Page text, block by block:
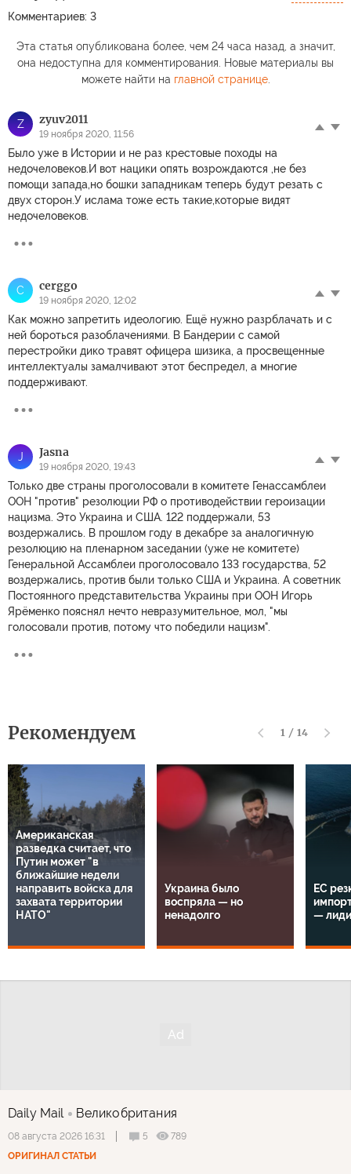
Комментариев: 3
Эта статья опубликована более, чем 24 часа назад, а значит,
она недоступна для комментирования. Новые материалы вы
можете найти на главной странице.
Z zyuv2011
19 ноября 2020, 11:56
Было уже в Истории и не раз крестовые походы на
недочеловеков.И вот нацики опять возрождаются ,не без
помощи запада,но бошки западникам теперь будут резать с
двух сторон.У ислама тоже есть такие,которые видят
недочеловеков.
C cerggo
19 ноября 2020, 12:02
Как можно запретить идеологию. Ещё нужно разрблачать и с
ней бороться разоблачениями. В Бандерии с самой
перестройки дико травят офицера шизика, а просвещенные
интеллектуалы замалчивают этот беспредел, а многие
поддерживают.
J Jasna
19 ноября 2020, 19:43
Только две страны проголосовали в комитете Генассамблеи
ООН "против" резолюции РФ о противодействии героизации
нацизма. Это Украина и США. 122 поддержали, 53
воздержались. В прошлом году в декабре за аналогичную
резолюцию на пленарном заседании (уже не комитете)
Генеральной Ассамблеи проголосовало 133 государства, 52
воздержались, против были только США и Украина. А советник
Постоянного представительства Украины при ООН Игорь
Ярёменко пояснял нечто невразумительное, мол, "мы
голосовали против, потому что победили нацизм".
Рекомендуем 1 / 14
Американская
разведка считает, что
Путин может "в
ближайшие недели
направить войска для
захвата территории
НАТО"
Украина было
воспряла — но
ненадолго
ЕС
—
Daily Mail Великобритания
08 августа 2026 16:31 5
789
ОРИГИНАЛ СТАТЬИ